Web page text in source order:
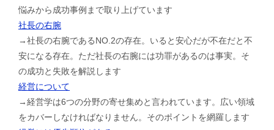
悩みから成功事例まで取り上げています
社長の右腕
→社長の右腕であるNO.2の存在。いると安心だが不在だと不
安になる存在。ただ社長の右腕には功罪があるのは事実。そ
の成功と失敗を解説します
経営について
→経営学は6つの分野の寄せ集めと言われています。広い領域
をカバーしなければなりません。そのポイントを網羅します